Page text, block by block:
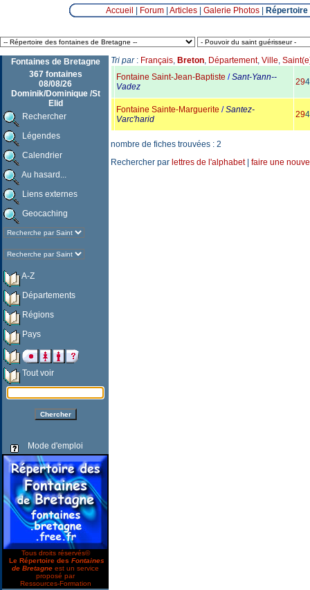
Accueil Forum| Articles| Galerie Photos|
Fontaines de Bretagne
367 fontaines
08/08/26
Dominik/Dominique /St
Elid
Rechercher
Légendes
Calendrier
Au hasard...
Liens externes
Geocaching
A-Z
Départements
Régions
Pays
Tout voir
Mode d'emploi
Tous droits réservés©
Le Répertoire des Fontaines
de Bretagne est un service
proposé par
Ressources-Formation
Tri par: Français, Breton, Département, Ville,
Fontaine Saint-Jean-Baptiste /Sant-Yann-­
Vadez
29
Fontaine Sainte-Marguerite /Santez-
Varc'harid
29
nombre de fiches trouvées : 2
Rechercher par lettres de l'alphabet| faire une